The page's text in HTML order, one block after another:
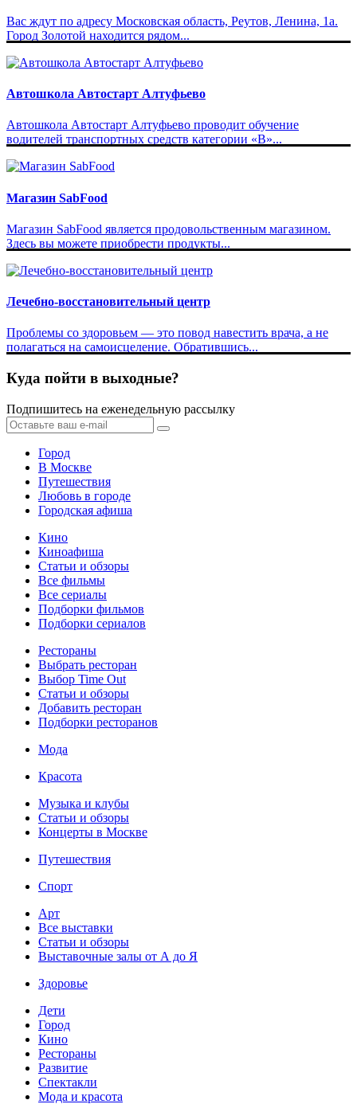
Вас ждут по адресу Московская область, Реутов, Ленина, 1а.
Город Золотой находится рядом...
Автошкола Автостарт Алтуфьево
Автошкола Автостарт Алтуфьево проводит обучение
водителей транспортных средств категории «В»...
Магазин SabFood
Магазин SabFood является продовольственным магазином.
Здесь вы можете приобрести продукты...
Лечебно-восстановительный центр
Проблемы со здоровьем — это повод навестить врача, а не
полагаться на самоисцеление. Обратившись...
Куда пойти в выходные?
Подпишитесь на еженедельную рассылку
Город
В Москве
Путешествия
Любовь в городе
Городская афиша
Кино
Киноафиша
Статьи и обзоры
Все фильмы
Все сериалы
Подборки фильмов
Подборки сериалов
Рестораны
Выбрать ресторан
Выбор Time Out
Статьи и обзоры
Добавить ресторан
Подборки ресторанов
Мода
Красота
Музыка и клубы
Статьи и обзоры
Концерты в Москве
Путешествия
Спорт
Арт
Все выставки
Статьи и обзоры
Выставочные залы от А до Я
Здоровье
Дети
Город
Кино
Рестораны
Развитие
Спектакли
Мода и красота